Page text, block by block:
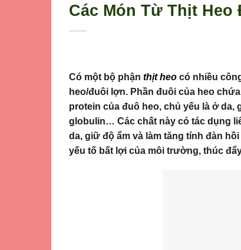
Các Món Từ Thịt Heo
Có một bộ phận thịt heo có nhiều
heo/đuôi lợn. Phần đuôi của heo
protein của đuô heo, chủ yếu là ở
globulin… Các chất này có tác dụng
da, giữ độ ẩm và làm tăng tính đàn
yếu tố bất lợi của môi trường, thúc